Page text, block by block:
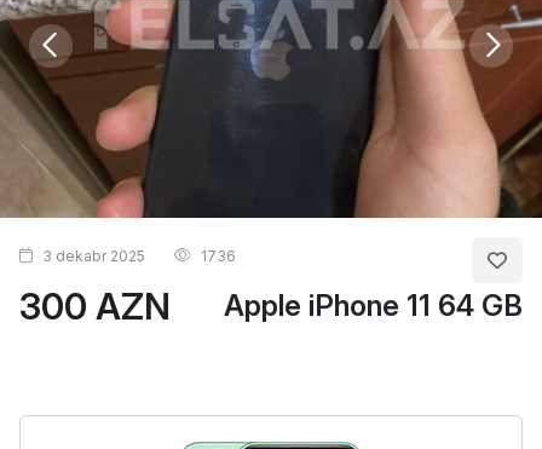
300 AZN Apple iPhone 11 64 GB
3 dekabr 2025 1736